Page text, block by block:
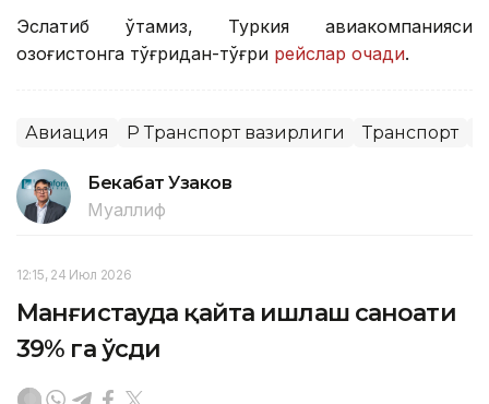
Эслатиб ўтамиз, Туркия авиакомпанияси
Қозоғистонга тўғридан-тўғри рейслар очади.
Авиация ҚР Транспорт вазирлиги Транспорт
Бекабат Узаков
Муаллиф
12:15, 24 Июл 2026
Манғистауда қайта ишлаш саноати
39% га ўсди